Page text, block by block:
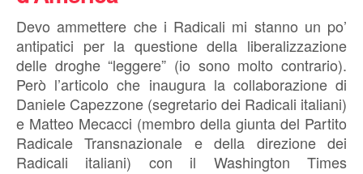
Devo ammettere che i Radicali mi stanno un po’
antipatici per la questione della liberalizzazione
delle droghe “leggere” (io sono molto contrario).
Però l’articolo che inaugura la collaborazione di
Daniele Capezzone (segretario dei Radicali italiani)
e Matteo Mecacci (membro della giunta del Partito
Radicale Transnazionale e della direzione dei
Radicali italiani) con il Washington Times